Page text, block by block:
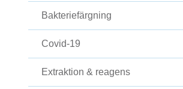
Bakteriefärgning
Covid-19
Extraktion & reagens